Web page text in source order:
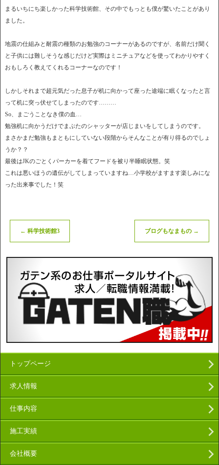
まるいちにち楽しかった科学技術館、その中でもっとも僕が驚いたことがあり
ました。
地震の仕組みと耐震の種類のお勉強のコーナーがあるのですが、名前だけ聞く
と子供には難しそうな感じだけど実際はミニチュアなどを使ってわかりやすく
おもしろく教えてくれるコーナーなのです！
しかしそれまで超元気だった息子が机に向かって座った途端に眠くなったと言
って机に突っ伏せてしまったのです………
So、まごうことなき僕の血…
勉強机に向かうだけでまぶたのシャッターが店じまいをしてしまうのです。
まさかまだ勉強もまともにしていない段階からそんなことが有り得るのでしょ
うか？？
最後はJKのごとくパーカーを着てフードを被り半睡眠状態。笑
これは悪いほうの遺伝がしてしまっていますね…小学校がますます楽しみにな
った出来事でした！笑
← 科学技術館3 ブログもなまもの →
トップページ
求人情報
仕事内容
施工実績
会社概要